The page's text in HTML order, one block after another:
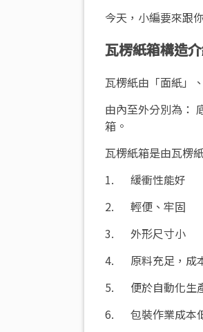
今天，小編要來跟
瓦楞紙箱構造
瓦楞紙由「面紙」
由內至外分別為：
箱。
瓦楞紙箱是由瓦楞
1. 緩衝性能好
2. 輕便、牢固
3. 外形尺寸小
4. 原料充足，成
5. 便於自動化生
6. 包裝作業成本